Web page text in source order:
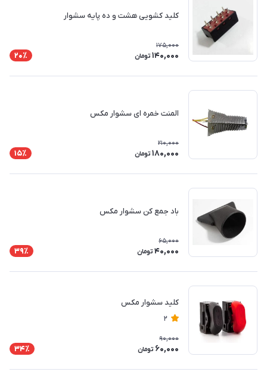
کلید کشویی هشت و ده پایه سشوار
175,000
140,000 تومان 20٪
المنت خمره ای سشوار مکس
210,000
180,000 تومان 15٪
باد جمع کن سشوار مکس
65,000
40,000 تومان 39٪
کلید سشوار مکس
2
90,000
60,000 تومان 34٪